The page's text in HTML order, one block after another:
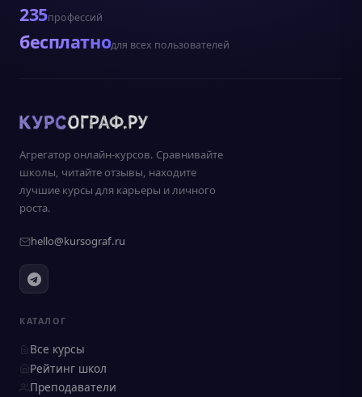
235профессий
бесплатнодля всех пользователей
Агрегатор онлайн-курсов. Сравнивайте
школы, читайте отзывы, находите
лучшие курсы для карьеры и личного
роста.
hello@kursograf.ru
КАТАЛОГ
Все курсы
Рейтинг школ
Преподаватели